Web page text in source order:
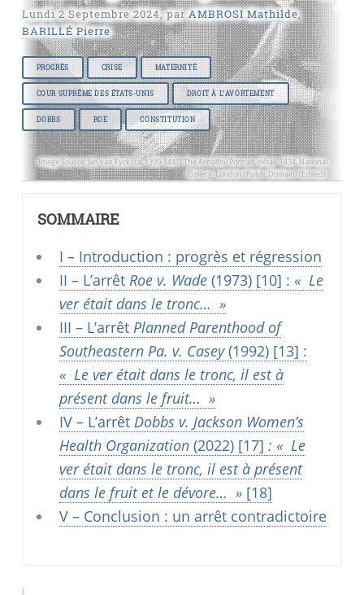
Lundi 2 Septembre 2024,parAMBROSI Mathilde,
BARILLÉ Pierre
PROGRÈS CRISE MATERNITÉ
COUR SUPRÊME DES ÉTATS-UNIS DROIT À L’AVORTEMENT
DOBBS ROE CONSTITUTION
Image Source: Jan van Eyck (ca. 1390-1441) The Arnolfini Portrait, détail, 1434, National
Gallery, London (Public Domain) (Edited)
SOMMAIRE
I – Introduction : progrès et régression
II – L’arrêt Roe v. Wade(1973)[10] : « Le
ver était dans le tronc… »
III – L’arrêt Planned Parenthood of
Southeastern Pa. v. Casey(1992)[13] :
« Le ver était dans le tronc, il est à
présent dans le fruit… »
IV – L’arrêt Dobbs v. Jackson Women’s
Health Organization(2022)[17] : « Le
ver était dans le tronc, il est à présent
dans le fruit et le dévore… »[18]
V – Conclusion : un arrêt contradictoire